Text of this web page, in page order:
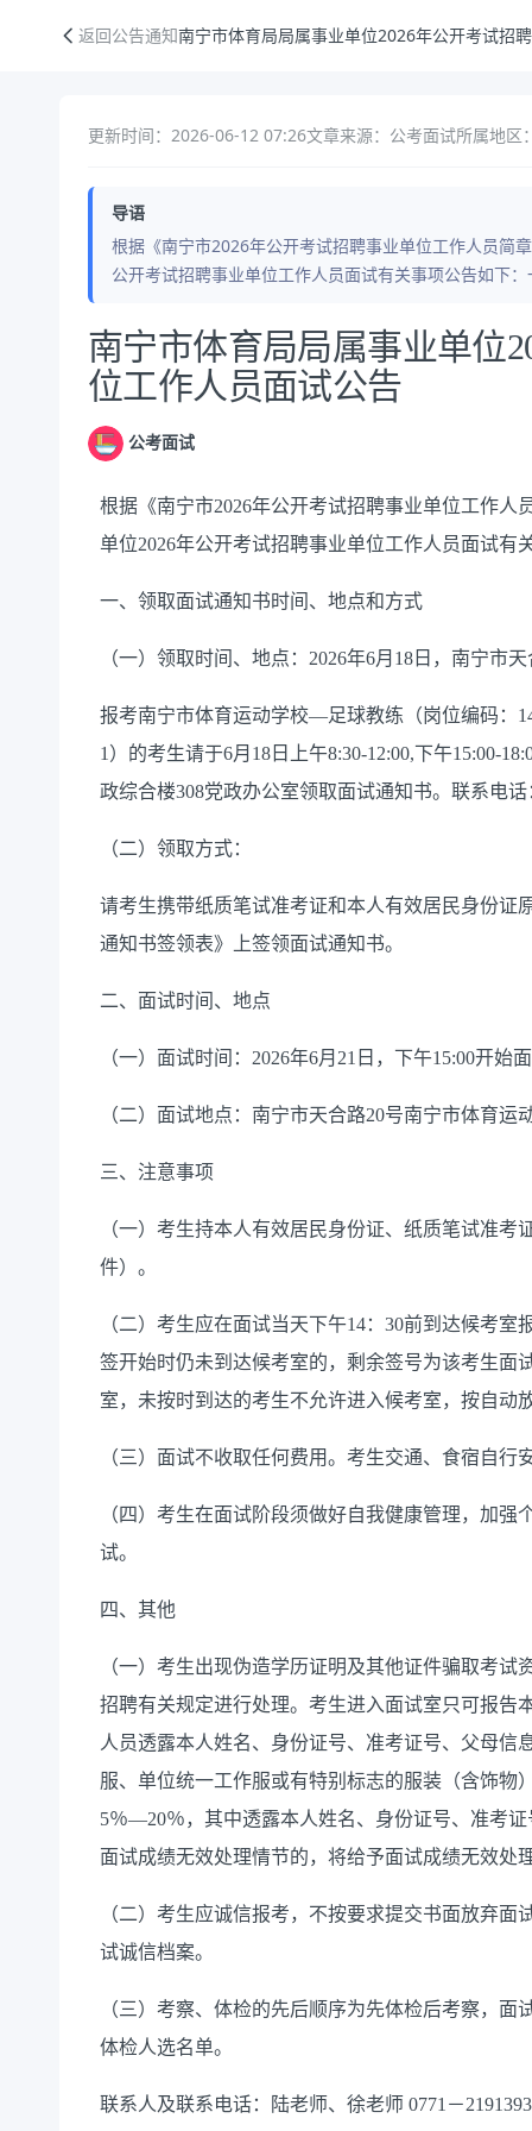
返回公告通知南宁市体育局局属事业单位2026年公开考试招
更新时间：2026-06-12 07:26文章来源：公考面试所属地区
导语
根据《南宁市2026年公开考试招聘事业单位工作人员简
公开考试招聘事业单位工作人员面试有关事项公告如下
公告正文
南宁市体育局局属事业单位
位工作人员面试公告
公考面试
根据《南宁市2026年公开考试招聘事业单位工作
单位2026年公开考试招聘事业单位工作人员面试有
一、领取面试通知书时间、地点和方式
（一）领取时间、地点：2026年6月18日，南宁市
报考南宁市体育运动学校—足球教练（岗位编码：
1）的考生请于6月18日上午8:30-12:00,下午15:00-
政综合楼308党政办公室领取面试通知书。联系电话
（二）领取方式：
请考生携带纸质笔试准考证和本人有效居民身份证
通知书签领表》上签领面试通知书。
二、面试时间、地点
（一）面试时间：2026年6月21日，下午15:00开始
（二）面试地点：南宁市天合路20号南宁市体育运
三、注意事项
（一）考生持本人有效居民身份证、纸质笔试准
件）。
（二）考生应在面试当天下午14：30前到达候考
签开始时仍未到达候考室的，剩余签号为该考生面
室，未按时到达的考生不允许进入候考室，按自动
（三）面试不收取任何费用。考生交通、食宿自行
（四）考生在面试阶段须做好自我健康管理，加
试。
四、其他
（一）考生出现伪造学历证明及其他证件骗取考
招聘有关规定进行处理。考生进入面试室只可报告
人员透露本人姓名、身份证号、准考证号、父母
服、单位统一工作服或有特别标志的服装（含饰物
5％—20％，其中透露本人姓名、身份证号、准考
面试成绩无效处理情节的，将给予面试成绩无效处
（二）考生应诚信报考，不按要求提交书面放弃
试诚信档案。
（三）考察、体检的先后顺序为先体检后考察，
体检人选名单。
联系人及联系电话：陆老师、徐老师 0771－2191393